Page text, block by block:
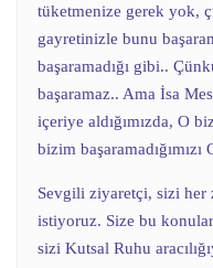
tüketmenize gerek yok,
gayretinizle bunu
başaramadığı gibi..
başaramaz.. Ama İsa
içeriye aldığımızda, O
bizim başaramadığımızı
Sevgili ziyaretçi, sizi her
istiyoruz. Size bu
sizi Kutsal Ruhu